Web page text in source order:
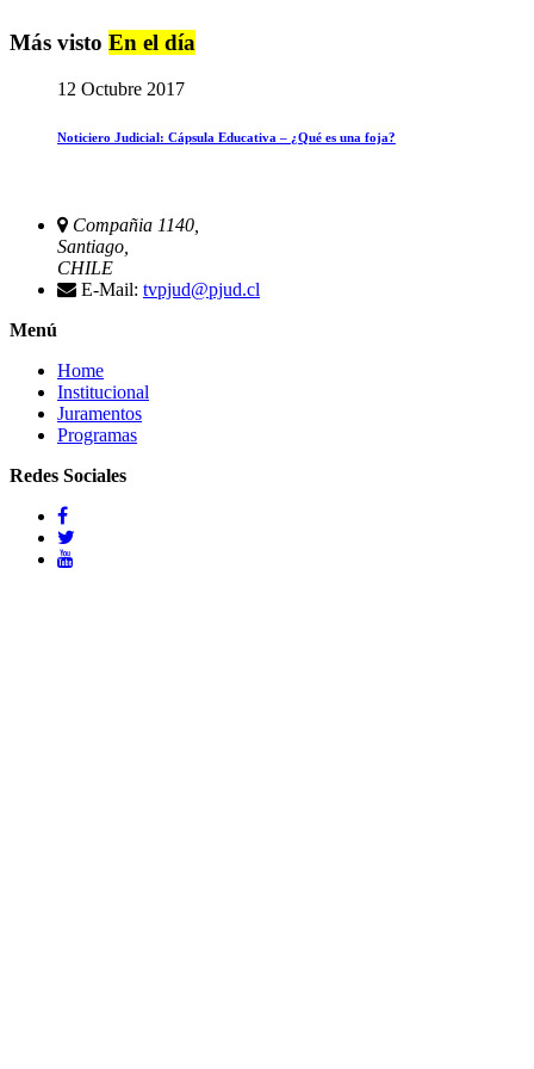
Más visto En el día
12 Octubre 2017
Noticiero Judicial: Cápsula Educativa – ¿Qué es una foja?
Compañia 1140,
Santiago,
CHILE
E-Mail: tvpjud@pjud.cl
Menú
Home
Institucional
Juramentos
Programas
Redes Sociales